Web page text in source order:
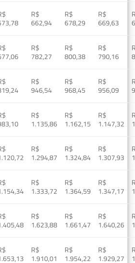
R$
662,94
R$
678,29
R$
669,63
R$
782,27
R$
800,38
R$
790,16
R$
946,54
R$
968,45
R$
956,09
R$
1.135,86
R$
1.162,15
R$
1.147,32
R$
1.294,87
R$
1.324,84
R$
1.307,93
R$
1.333,72
R$
1.364,59
R$
1.347,17
R$
1.623,88
R$
1.661,47
R$
1.640,26
R$
1.910,01
R$
1.954,22
R$
1.929,27